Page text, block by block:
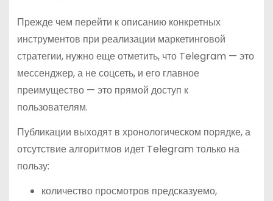
Прежде чем перейти к описанию конкретных
инструментов при реализации маркетинговой
стратегии, нужно еще отметить, что Telegram — это
мессенджер, а не соцсеть, и его главное
преимущество — это прямой доступ к
пользователям.
Публикации выходят в хронологическом порядке, а
отсутствие алгоритмов идет Telegram только на
пользу:
количество просмотров предсказуемо,